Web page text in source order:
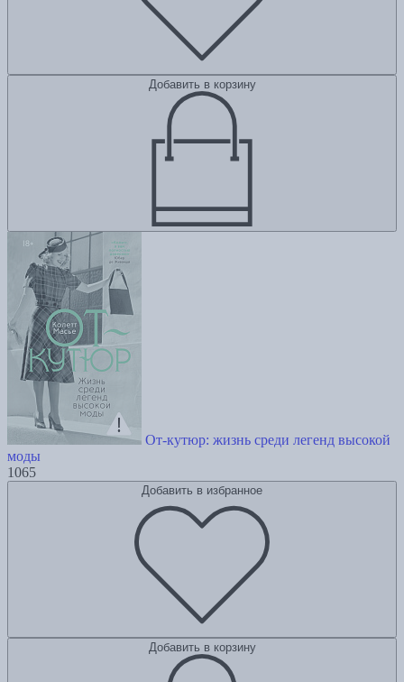
Добавить в корзину
От-кутюр: жизнь среди легенд высокой
моды
1065
Добавить в избранное
Добавить в корзину